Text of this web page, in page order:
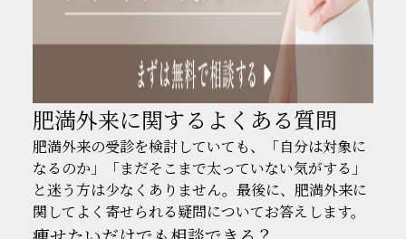
肥満外来に関するよくある質問
肥満外来の受診を検討していても、「自分は対象に
なるのか」「まだそこまで太っていない気がする」
と迷う方は少なくありません。最後に、肥満外来に
関してよく寄せられる疑問についてお答えします。